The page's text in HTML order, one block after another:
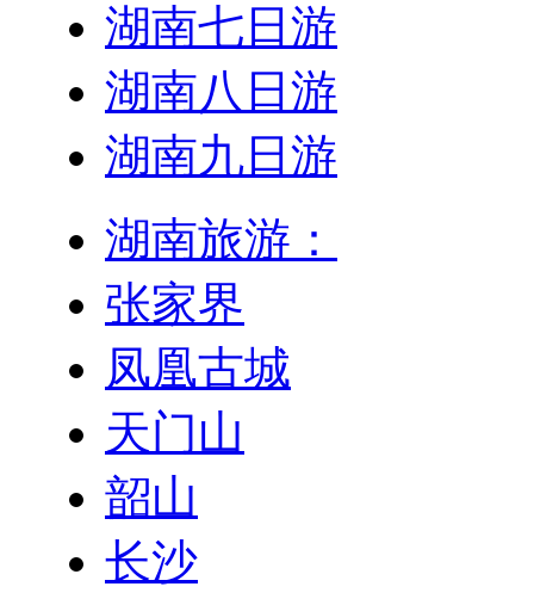
湖南七日游
湖南八日游
湖南九日游
湖南旅游：
张家界
凤凰古城
天门山
韶山
长沙